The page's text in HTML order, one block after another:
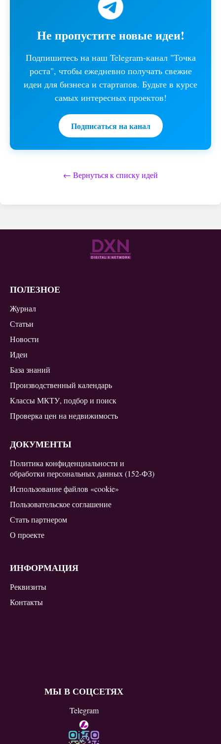
Не пропустите новые идеи!
Подпишитесь на наш Telegram-канал "Точка
роста", чтобы ежедневно получать свежие
идеи для бизнеса и стартапов. Будьте в курсе
самых интересных проектов!
Подписаться на канал
← Вернуться к списку идей
ПОЛЕЗНОЕ
Журнал
Статьи
Новости
Идеи
База знаний
Производственный календарь
Классы МКТУ, подбор и поиск
Проверка цен на недвижимость
ДОКУМЕНТЫ
Политика конфиденциальности и
обработки персональных данных (152-ФЗ)
Использование файлов «cookie»
Пользовательское соглашение
Стать партнером
О проекте
ИНФОРМАЦИЯ
Реквизиты
Контакты
МЫ В СОЦСЕТЯХ
Telegram